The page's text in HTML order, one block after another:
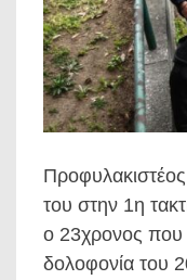
του στην 1η
ο 23χρονος που
δολοφονία του